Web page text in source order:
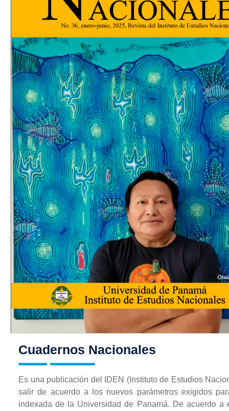
Cuadernos Nacionales
Es una publicación del IDEN (Instituto de Estudios
salir de acuerdo a los nuevos parámetros exigidos
indexada de la Universidad de Panamá. De acuerdo a